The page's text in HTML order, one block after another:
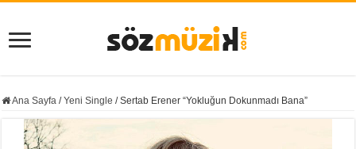
Ana Sayfa / Yeni Single / Sertab Erener “Yokluğun Dokunmadı Bana”